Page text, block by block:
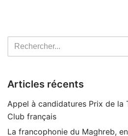
Articles récents
Appel à candidatures Prix de la
Club français
La francophonie du Maghreb,